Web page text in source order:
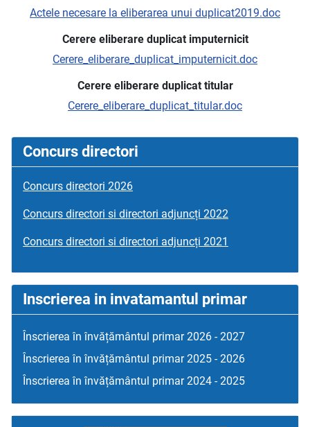
Actele necesare la eliberarea unui duplicat2019.doc
Cerere eliberare duplicat imputernicit
Cerere_eliberare_duplicat_imputernicit.doc
Cerere eliberare duplicat titular
Cerere_eliberare_duplicat_titular.doc
Concurs directori
Concurs directori 2026
Concurs directori si directori adjuncți 2022
Concurs directori si directori adjuncți 2021
Inscrierea in invatamantul primar
Înscrierea în învățământul primar 2026 - 2027
Înscrierea în învățământul primar 2025 - 2026
Înscrierea în învățământul primar 2024 - 2025